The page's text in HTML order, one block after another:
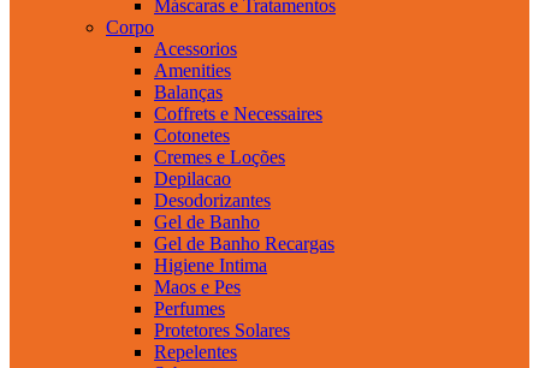
Máscaras e Tratamentos
Corpo
Acessorios
Amenities
Balanças
Coffrets e Necessaires
Cotonetes
Cremes e Loções
Depilacao
Desodorizantes
Gel de Banho
Gel de Banho Recargas
Higiene Intima
Maos e Pes
Perfumes
Protetores Solares
Repelentes